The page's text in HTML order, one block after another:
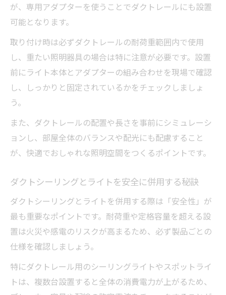
が、専用アダプターを使うことでダクトレールにも設置
可能となります。
取り付け時は必ずダクトレールの耐荷重範囲内で使用
し、重たい照明器具の場合は特に注意が必要です。設置
前にライト本体とアダプターの組み合わせを現場で確認
し、しっかりと固定されているかをチェックしましょ
う。
また、ダクトレールの配置や長さを事前にシミュレーシ
ョンし、部屋全体のバランスや配光にも配慮すること
が、快適でおしゃれな照明空間をつくるポイントです。
ダクトシーリングとライトを安全に併用する秘訣
ダクトシーリングとライトを併用する際は「安全性」が
最も重要なポイントです。耐荷重や定格容量を超える設
置は火災や感電のリスクが高まるため、必ず製品ごとの
仕様を確認しましょう。
特にダクトレール用のシーリングライトやスポットライ
トは、複数台設置すると全体の消費電力が上がるため、